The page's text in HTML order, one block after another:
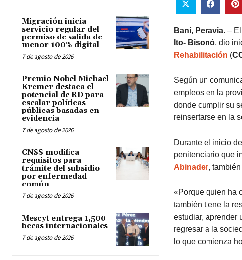
Migración inicia
servicio regular del
permiso de salida de
menor 100% digital
7 de agosto de 2026
Premio Nobel Michael
Kremer destaca el
potencial de RD para
escalar políticas
públicas basadas en
evidencia
7 de agosto de 2026
CNSS modifica
requisitos para
trámite del subsidio
por enfermedad
común
7 de agosto de 2026
Mescyt entrega 1,500
becas internacionales
7 de agosto de 2026
Baní, Peravia. –
Ito- Bisonó, dio
Rehabilitación (
Según un
empleos en la
donde cumplir su
reinsertarse en la
Durante el inicio
penitenciario que
Abinader,
«Porque quien ha
también tiene la
estudiar, aprender
regresar a la
lo que comienza